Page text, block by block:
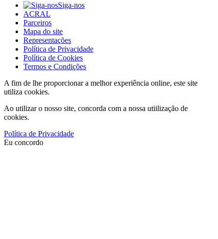
Siga-nos
ACRAL
Parceiros
Mapa do site
Representações
Política de Privacidade
Política de Cookies
Termos e Condições
A fim de lhe proporcionar a melhor experiência online, este site
utiliza cookies.
Ao utilizar o nosso site, concorda com a nossa utiilização de
cookies.
Política de Privacidade
Eu concordo